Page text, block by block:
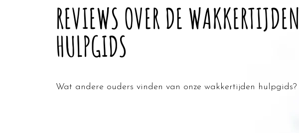
REVIEWS OVER DE WAKKERTIJDEN
HULPGIDS
Wat andere ouders vinden van onze wakkertijden hulpgids?